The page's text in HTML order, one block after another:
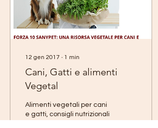
12 gen 2017 ∙ 1 min
Cani, Gatti e alimenti
Vegetal
Alimenti vegetali per cani
e gatti, consigli nutrizionali